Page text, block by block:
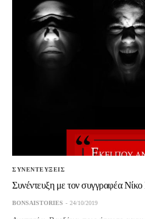
ΣΥΝΕΝΤΕΥΞΕΙΣ
Συνέντευξη με τον συγγραφέα
BONSAISTORIES 24/10/2019